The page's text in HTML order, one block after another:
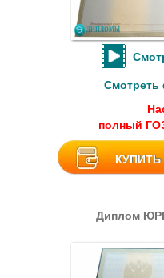
Смотреть
полный
КУПИТЬ
Диплом